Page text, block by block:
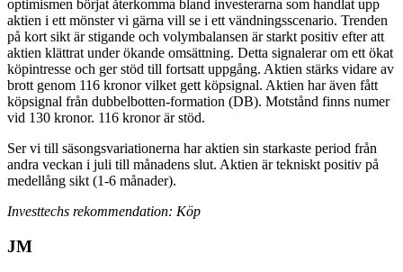
optimismen börjat återkomma bland investerarna som handlat upp
aktien i ett mönster vi gärna vill se i ett vändningsscenario. Trenden
på kort sikt är stigande och volymbalansen är starkt positiv efter att
aktien klättrat under ökande omsättning. Detta signalerar om ett ökat
köpintresse och ger stöd till fortsatt uppgång. Aktien stärks vidare av
brott genom 116 kronor vilket gett köpsignal. Aktien har även fått
köpsignal från dubbelbotten-formation (DB). Motstånd finns numer
vid 130 kronor. 116 kronor är stöd.
Ser vi till säsongsvariationerna har aktien sin starkaste period från
andra veckan i juli till månadens slut. Aktien är tekniskt positiv på
medellång sikt (1-6 månader).
Investtechs rekommendation: Köp
JM